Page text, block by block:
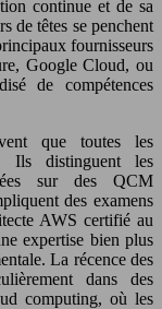
continue et de sa
de têtes se penchent
fournisseurs
Google Cloud, ou
de compétences
que toutes les
Ils distinguent les
sur des QCM
des examens
AWS certifié au
expertise bien plus
La récence des
dans des
computing, où les